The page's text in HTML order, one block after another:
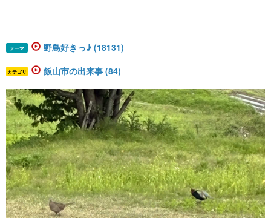
テーマ 野鳥好きっ♪ (18131)
カテゴリ 飯山市の出来事 (84)